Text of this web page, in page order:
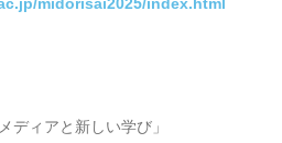
ィアと新しい学び」